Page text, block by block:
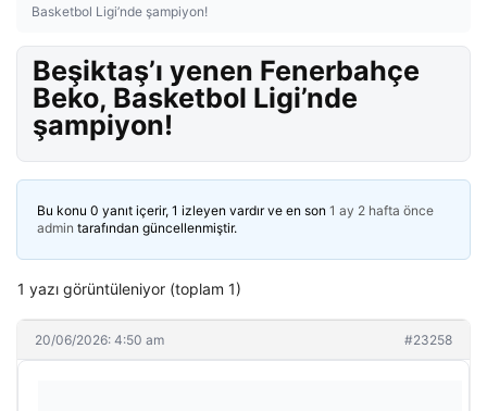
Basketbol Ligi’nde şampiyon!
Beşiktaş’ı yenen Fenerbahçe
Beko, Basketbol Ligi’nde
şampiyon!
Bu konu 0 yanıt içerir, 1 izleyen vardır ve en son 1 ay 2 hafta önce
admin tarafından güncellenmiştir.
1 yazı görüntüleniyor (toplam 1)
20/06/2026: 4:50 am #23258